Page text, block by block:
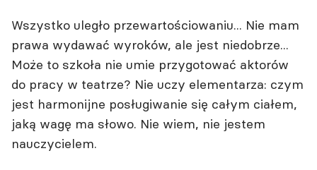
Wszystko uległo przewartościowaniu... Nie mam
prawa wydawać wyroków, ale jest niedobrze...
Może to szkoła nie umie przygotować aktorów
do pracy w teatrze? Nie uczy elementarza: czym
jest harmonijne posługiwanie się całym ciałem,
jaką wagę ma słowo. Nie wiem, nie jestem
nauczycielem.